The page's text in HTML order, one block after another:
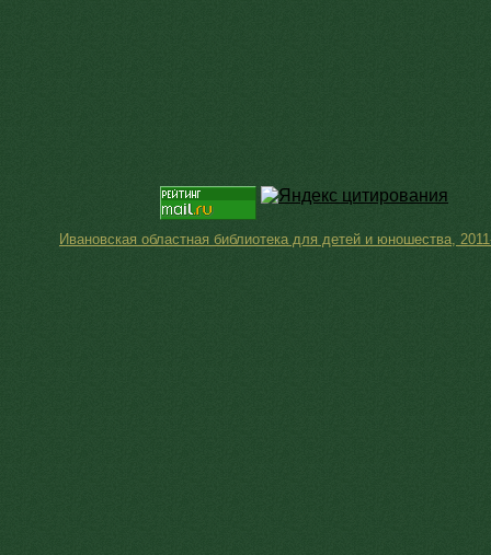
Ивановская областная библиотека для детей и юношества,